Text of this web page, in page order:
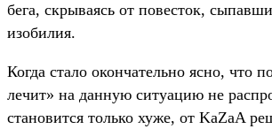
бега, скрываясь от повесток,
изобилия.
Когда стало окончательно ясно, что
лечит» на данную ситуацию не
становится только хуже, от KaZaA